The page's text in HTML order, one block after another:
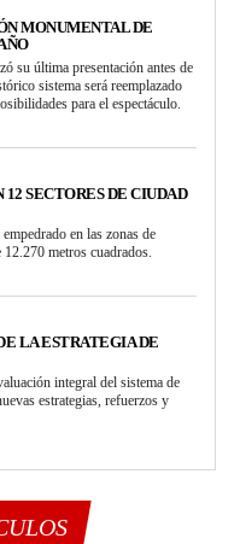
MONUMENTAL DE
su última presentación antes de
sistema será reemplazado
para el espectáculo.
SECTORES DE CIUDAD
en las zonas de
metros cuadrados.
LA ESTRATEGIA DE
integral del sistema de
estrategias, refuerzos y